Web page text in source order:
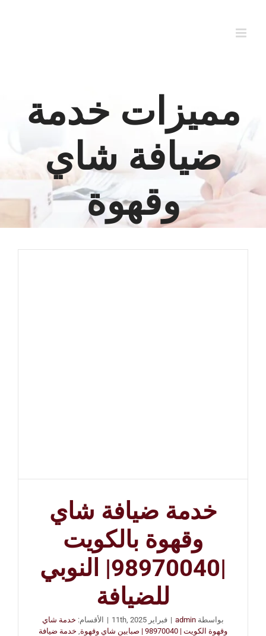
مميزات خدمة
ضيافة شاي
وقهوة
خدمة ضيافة شاي
وقهوة بالكويت
|98970040| النوبي
للضيافة
بواسطة admin
| فبراير 11th, 2025 | الأقسام: خدمة شاي
وقهوة الكويت | 98970040 | صبابين شاي وقهوة
خدمة ضيافة